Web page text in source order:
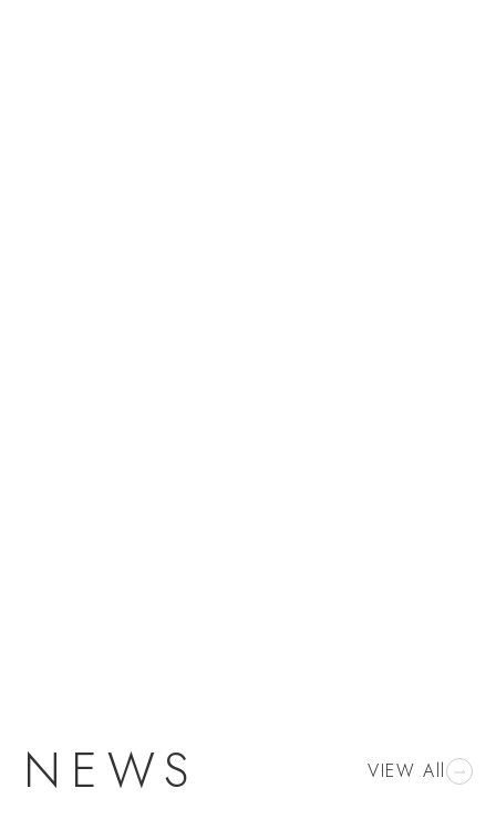
NEWS VIEW All